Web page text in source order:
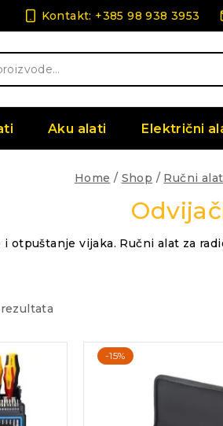
Kontakt: +385 98 938 3953
Aku alati Električni
Home / Shop / Ručni
i otpuštanje vijaka. Ručni alat za
najnovijem
-15%